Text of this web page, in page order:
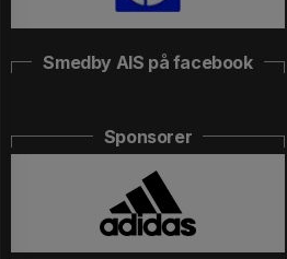
Smedby AIS på facebook
Sponsorer